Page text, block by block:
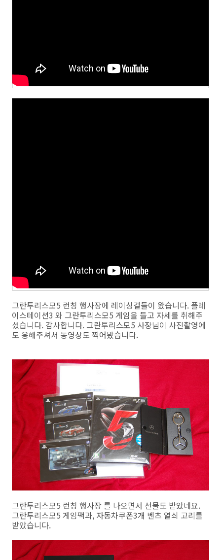
그란투리스모5 런칭 행사장에 레이싱걸들이 왔습니다. 플레
이스테이션3 와 그란투리스모5 게임을 들고 자세를 취해주
셨습니다. 감사합니다. 그란투리스모5 사장님이 사진촬영에
도 응해주셔서 동영상도 찍어봤습니다.
그란투리스모5 런칭 행사장 를 나오면서 선물도 받았네요.
그란투리스모5 게임팩과, 자동차쿠폰3개 벤츠 열쇠 고리를
받았습니다.